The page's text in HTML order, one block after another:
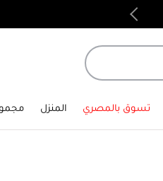
تسوق بالمصري المنزل